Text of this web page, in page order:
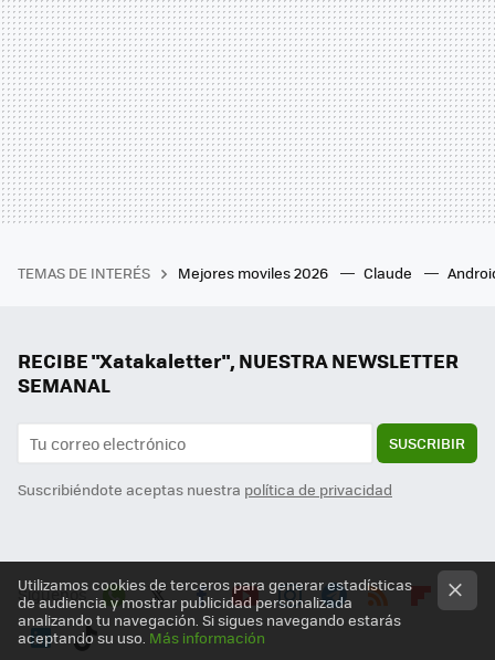
TEMAS DE INTERÉS Mejores moviles 2026 Claude
RECIBE "Xatakaletter", NUESTRA NEWSLETTER
SEMANAL
SUSCRIBIR
Suscribiéndote aceptas nuestra política de privacidad
Síguenos
Wh Twit Fac You Inst Tele RSS
Utilizamos cookies de terceros para generar estadísticas
de audiencia y mostrar publicidad personalizada
analizando tu navegación. Si sigues navegando estarás
aceptando su uso. Más información